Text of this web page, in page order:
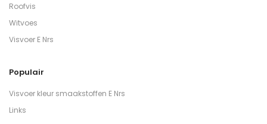
Roofvis
Witvoes
Visvoer E Nrs
Populair
Visvoer kleur smaakstoffen E Nrs
Links